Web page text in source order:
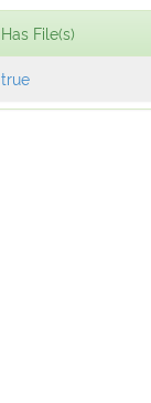
Has File(s)
true